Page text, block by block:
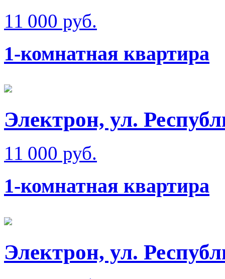
11 000 руб.
1-комнатная квартира
Электрон, ул.
11 000 руб.
1-комнатная квартира
Электрон, ул.